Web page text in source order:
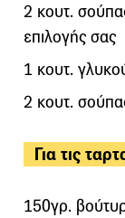
2 κουτ.
επιλογής σας
1 κουτ.
2 κουτ.
Για τις
150γρ.